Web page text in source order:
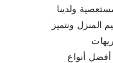
ولدينا
المنزل ونتميز
أفضل أنواع